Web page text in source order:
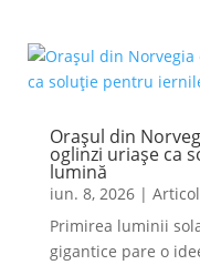
Orașul din
oglinzi uriașe ca
lumină
iun. 8, 2026|
Primirea luminii
gigantice pare o